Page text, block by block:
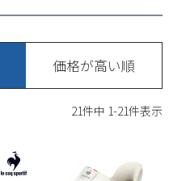
価格が高い順
21件中 1-21件表示